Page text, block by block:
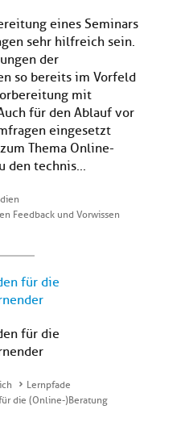
eines Seminars
sehr hilfreich sein.
der
so bereits im Vorfeld
mit
für den Ablauf vor
eingesetzt
Thema Online-
den technis...
Feedback und Vorwissen
für die
für die
Lernpfade
die (Online-)Beratung